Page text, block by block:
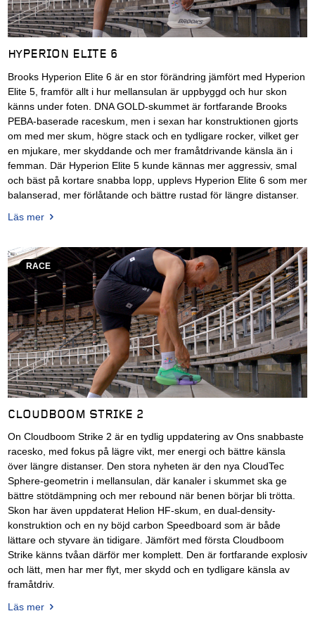
HYPERION ELITE 6
Brooks Hyperion Elite 6 är en stor förändring jämfört med Hyperion
Elite 5, framför allt i hur mellansulan är uppbyggd och hur skon
känns under foten. DNA GOLD-skummet är fortfarande Brooks
PEBA-baserade raceskum, men i sexan har konstruktionen gjorts
om med mer skum, högre stack och en tydligare rocker, vilket ger
en mjukare, mer skyddande och mer framåtdrivande känsla än i
femman. Där Hyperion Elite 5 kunde kännas mer aggressiv, smal
och bäst på kortare snabba lopp, upplevs Hyperion Elite 6 som mer
balanserad, mer förlåtande och bättre rustad för längre distanser.
Läs mer
RACE
CLOUDBOOM STRIKE 2
On Cloudboom Strike 2 är en tydlig uppdatering av Ons snabbaste
racesko, med fokus på lägre vikt, mer energi och bättre känsla
över längre distanser. Den stora nyheten är den nya CloudTec
Sphere-geometrin i mellansulan, där kanaler i skummet ska ge
bättre stötdämpning och mer rebound när benen börjar bli trötta.
Skon har även uppdaterat Helion HF-skum, en dual-density-
konstruktion och en ny böjd carbon Speedboard som är både
lättare och styvare än tidigare. Jämfört med första Cloudboom
Strike känns tvåan därför mer komplett. Den är fortfarande explosiv
och lätt, men har mer flyt, mer skydd och en tydligare känsla av
framåtdriv.
Läs mer